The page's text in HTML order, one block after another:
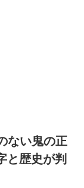
ない鬼の正
と歴史が判